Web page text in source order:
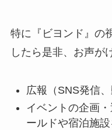
特に『ビヨンド』の
したら是非、お声が
広報（SNS発信、
イベントの企画
ールドや宿泊施